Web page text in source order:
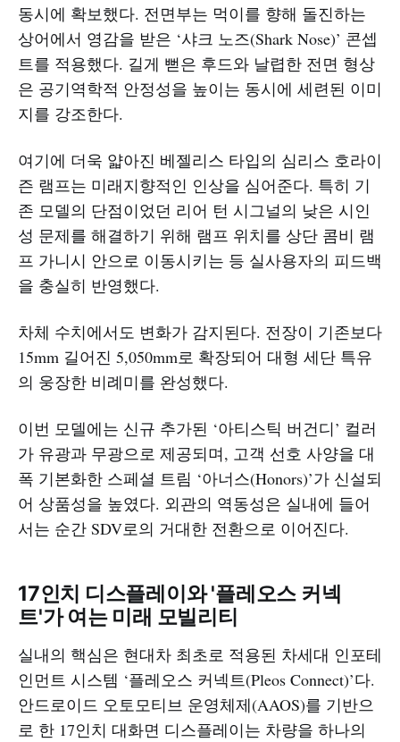
동시에 확보했다. 전면부는 먹이를 향해 돌진하는
상어에서 영감을 받은 ‘샤크 노즈(Shark Nose)’ 콘셉
트를 적용했다. 길게 뻗은 후드와 날렵한 전면 형상
은 공기역학적 안정성을 높이는 동시에 세련된 이미
지를 강조한다.
여기에 더욱 얇아진 베젤리스 타입의 심리스 호라이
즌 램프는 미래지향적인 인상을 심어준다. 특히 기
존 모델의 단점이었던 리어 턴 시그널의 낮은 시인
성 문제를 해결하기 위해 램프 위치를 상단 콤비 램
프 가니시 안으로 이동시키는 등 실사용자의 피드백
을 충실히 반영했다.
차체 수치에서도 변화가 감지된다. 전장이 기존보다
15mm 길어진 5,050mm로 확장되어 대형 세단 특유
의 웅장한 비례미를 완성했다.
이번 모델에는 신규 추가된 ‘아티스틱 버건디’ 컬러
가 유광과 무광으로 제공되며, 고객 선호 사양을 대
폭 기본화한 스페셜 트림 ‘아너스(Honors)’가 신설되
어 상품성을 높였다. 외관의 역동성은 실내에 들어
서는 순간 SDV로의 거대한 전환으로 이어진다.
17인치 디스플레이와 '플레오스 커넥
트'가 여는 미래 모빌리티
실내의 핵심은 현대차 최초로 적용된 차세대 인포테
인먼트 시스템 ‘플레오스 커넥트(Pleos Connect)’다.
안드로이드 오토모티브 운영체제(AAOS)를 기반으
로 한 17인치 대화면 디스플레이는 차량을 하나의